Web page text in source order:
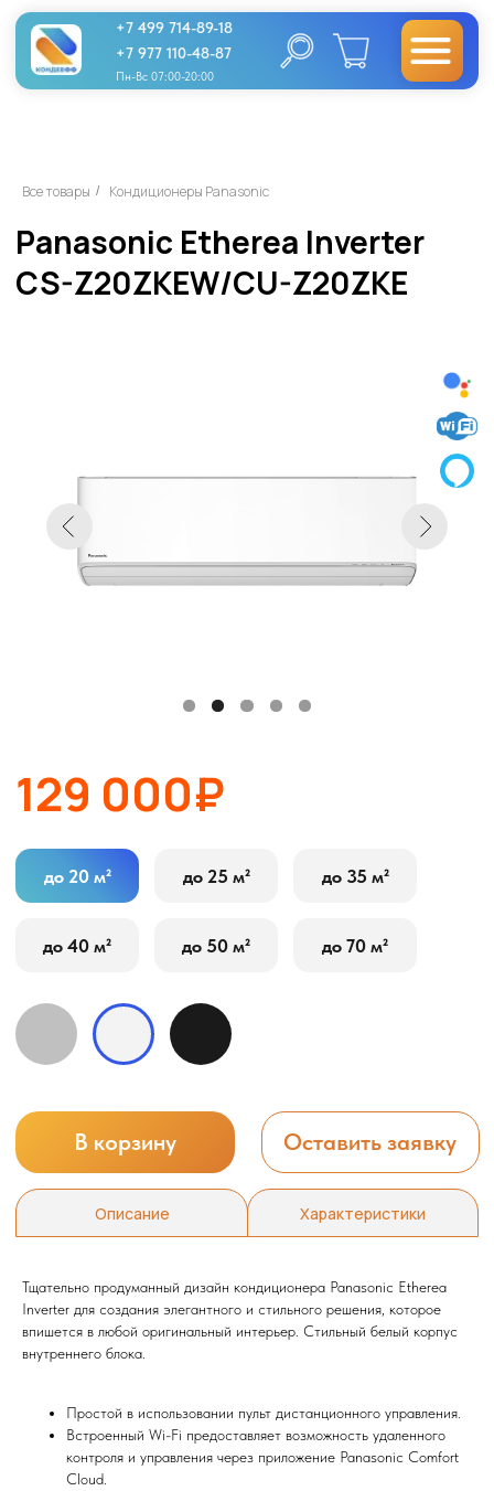
+7 499 714-89-18
+7 977 110-48-87
Пн-Вс 07:00-20:00
Все товары / Кондиционеры Panasonic
CS-Z20ZKEW/CU-Z20ZKE
Описание Характеристики
В корзину Оставить заявку
129 000₽
Тщательно продуманный дизайн кондиционера Panasonic Etherea
Inverter для создания элегантного и стильного решения, которое
впишется в любой оригинальный интерьер. Стильный белый корпус
внутреннего блока.
Простой в использовании пульт дистанционного управления.
Встроенный Wi-Fi предоставляет возможность удаленного
контроля и управления через приложение Panasonic Comfort
Cloud.